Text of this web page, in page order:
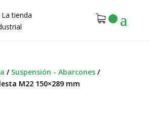
/ Suspensión - Abarcones/
M22 150×289 mm